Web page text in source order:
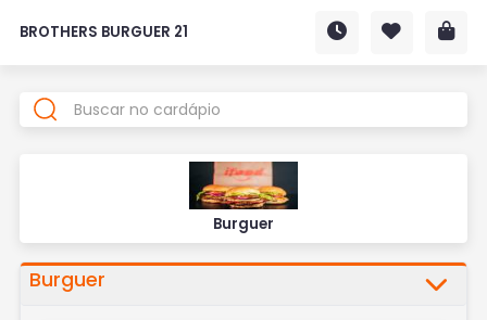
BROTHERS BURGUER 21
Burguer
Burguer